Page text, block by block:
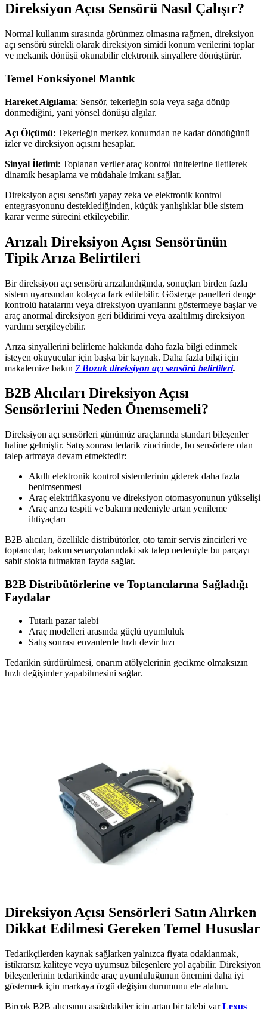
Direksiyon Açısı Sensörü Nasıl Çalışır?
Normal kullanım sırasında görünmez olmasına rağmen, direksiyon
açı sensörü sürekli olarak direksiyon simidi konum verilerini toplar
ve mekanik dönüşü okunabilir elektronik sinyallere dönüştürür.
Temel Fonksiyonel Mantık
Hareket Algılama: Sensör, tekerleğin sola veya sağa dönüp
dönmediğini, yani yönsel dönüşü algılar.
Açı Ölçümü: Tekerleğin merkez konumdan ne kadar döndüğünü
izler ve direksiyon açısını hesaplar.
Sinyal İletimi: Toplanan veriler araç kontrol ünitelerine iletilerek
dinamik hesaplama ve müdahale imkanı sağlar.
Direksiyon açısı sensörü yapay zeka ve elektronik kontrol
entegrasyonunu desteklediğinden, küçük yanlışlıklar bile sistem
karar verme sürecini etkileyebilir.
Arızalı Direksiyon Açısı Sensörünün
Tipik Arıza Belirtileri
Bir direksiyon açı sensörü arızalandığında, sonuçları birden fazla
sistem uyarısından kolayca fark edilebilir. Gösterge panelleri denge
kontrolü hatalarını veya direksiyon uyarılarını göstermeye başlar ve
araç anormal direksiyon geri bildirimi veya azaltılmış direksiyon
yardımı sergileyebilir.
Arıza sinyallerini belirleme hakkında daha fazla bilgi edinmek
isteyen okuyucular için başka bir kaynak. Daha fazla bilgi için
makalemize bakın 7 Bozuk direksiyon açı sensörü belirtileri.
B2B Alıcıları Direksiyon Açısı
Sensörlerini Neden Önemsemeli?
Direksiyon açı sensörleri günümüz araçlarında standart bileşenler
haline gelmiştir. Satış sonrası tedarik zincirinde, bu sensörlere olan
talep artmaya devam etmektedir:
Akıllı elektronik kontrol sistemlerinin giderek daha fazla
benimsenmesi
Araç elektrifikasyonu ve direksiyon otomasyonunun yükselişi
Araç arıza tespiti ve bakımı nedeniyle artan yenileme
ihtiyaçları
B2B alıcıları, özellikle distribütörler, oto tamir servis zincirleri ve
toptancılar, bakım senaryolarındaki sık talep nedeniyle bu parçayı
sabit stokta tutmaktan fayda sağlar.
B2B Distribütörlerine ve Toptancılarına Sağladığı
Faydalar
Tutarlı pazar talebi
Araç modelleri arasında güçlü uyumluluk
Satış sonrası envanterde hızlı devir hızı
Tedarikin sürdürülmesi, onarım atölyelerinin gecikme olmaksızın
hızlı değişimler yapabilmesini sağlar.
Direksiyon Açısı Sensörleri Satın Alırken
Dikkat Edilmesi Gereken Temel Hususlar
Tedarikçilerden kaynak sağlarken yalnızca fiyata odaklanmak,
istikrarsız kaliteye veya uyumsuz bileşenlere yol açabilir. Direksiyon
bileşenlerinin tedarikinde araç uyumluluğunun önemini daha iyi
göstermek için markaya özgü değişim durumunu ele alalım.
Birçok B2B alıcısının aşağıdakiler için artan bir talebi varLexus